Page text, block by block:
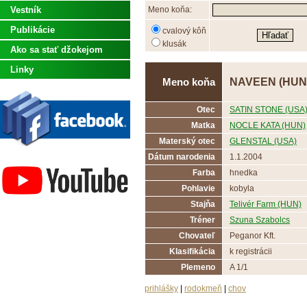
Meno koňa:
cvalový kôň
klusák
Meno koňa NAVEEN
Otec
SATIN STONE (USA)
Matka
NOCLE KATA (HUN)
Materský otec
GLENSTAL (USA)
Dátum narodenia
1.1.2004
Farba
hnedka
Pohlavie
kobyla
Stajňa
Telivér Farm (HUN)
Tréner
Szuna Szabolcs
Chovateľ
Peganor Kft.
Klasifikácia
k registrácii
Plemeno
A 1/1
prihlášky rodokmeň chov
Vestník
Publikácie
Ako sa stať džokejom
Linky